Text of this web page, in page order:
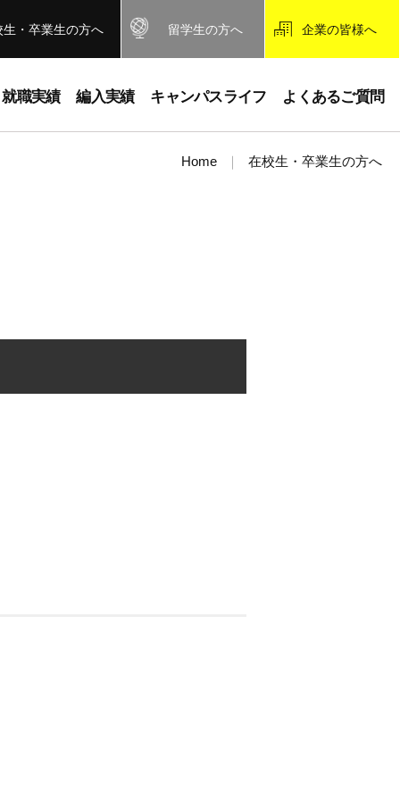
企業の皆様へ
留学生の方へ
生・卒業生の方へ
就職実績 編入実績 キャンパスライフ よくあるご質問
Home 在校生・卒業生の方へ